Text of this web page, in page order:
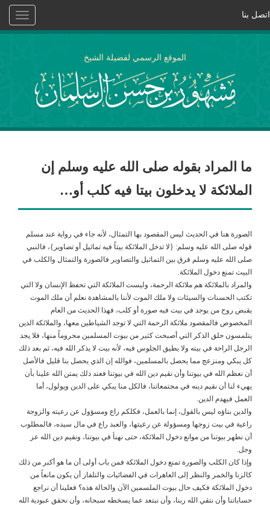
Toggle
اتصل بنا
الموقع الرسمي لفضيلة الشيخ
ما المراد بقوله صلى الله عليه وسلم إن
الملائكة لا يدخلون بيتا فيه كلب أو…
الصورة هنا في الحديث ليس المقصود بها التمثال، لأنه جاء في رواية عند مسلم
قوله صلى الله عليه وسلم: {لا تدخل الملائكة بيتاً فيه تماثيل أو تصاوير}، فالنبي
صلى الله عليه وسلم فرق بين التماثيل والتصاوير فالصورة والتمثال والكلب في
البيت تمنع دخول الملائكة.
والمراد بالملائكة هم ملائكة الرحمة، وليست الملائكة التي تحفظ الإنسان ولا التي
تكتب الحسنات والسيئات ولا ملك الموت لأننا بالمشاهدة نعلم أن ملك الموت
يقبض روح من يوجد في بيت فيه صورة أو كلب، فهذا الحديث من العام
المخصوص فالمقصود ملائكة الرحمة التي لا توجد الشياطين معها، والملائكة الذين
يتلمسون حلق الذكر التي أصبحت كثير من بيوت المسلمين محروماً منها، فلا يجد
الرجل الراحة في بيته ولا يطيق الجلوس فيه، لأنه بيت لا يذكر الله فيه، ثم بعد ذلك
كل يبكي ومنزعج مما يحصل بالمسلمين، فوالله إن الذي يحصل بنا قليل فالأصل
أن نعظم الله في بيوتنا وأن نقيم دين الله في بيوتنا فعند ذلك يمتن الله علينا بأن
يهيء لنا أن نقيم دينه في مجتمعاتنا، فالكل منا يبكي على الدين ويولول، أما
العمل فيهدم الدين.
والدين بناؤه ليس بالقول، إنما بالعمل، فكلكم راع ومسؤول عن رعيته والزوجة
راعية في بيت زوجها ومسؤولة عن رعيتها، والعبد راع في مال سيده، فالمطلوب
أن نطهر بيوتنا من موانع دخول الملائكة، حتى نهنأ في بيوتنا، ونقيم دين الله عز
وجل.
وإذا كان الكلب والصورة تمنع دخول الملائكة فمن باب أولى أن ما هو أكبر من ذلك
كالزنا والخمر والنظر إلى العاهرات في الفضائيات والتلفاز أن يكون مانعاً من
دخول الملائكة فكيف حال بيوت الملسمين الآن والحالة هذه؟ فعلينا أن نراجع
حساباتنا وأن نتقي الله ربنا، وأن نبتعد عما يسخطه سبحانه، وأن نحقق عبودية الله